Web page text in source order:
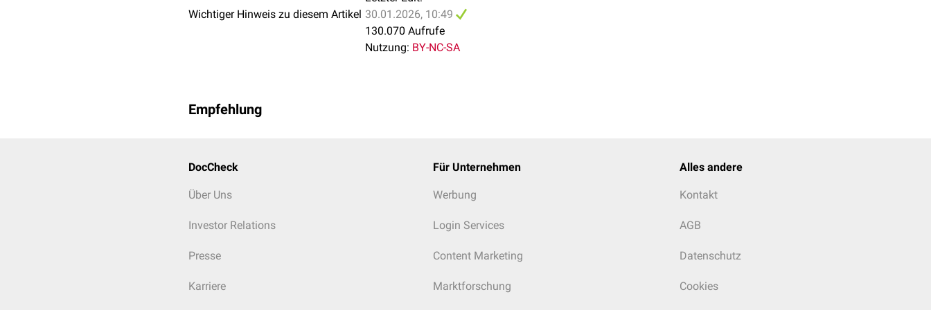
Wichtiger Hinweis zu diesem Artikel 30.01.2026, 10:49
130.070 Aufrufe
Nutzung: BY-NC-SA
Empfehlung
DocCheck
Über Uns
Investor Relations
Presse
Karriere
Für Unternehmen
Werbung
Login Services
Content Marketing
Marktforschung
Alles andere
Kontakt
AGB
Datenschutz
Cookies